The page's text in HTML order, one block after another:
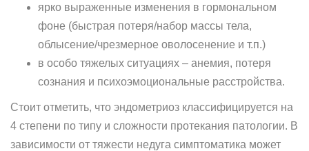
ярко выраженные изменения в гормональном
фоне (быстрая потеря/набор массы тела,
облысение/чрезмерное оволосенение и т.п.)
в особо тяжелых ситуациях – анемия, потеря
сознания и психоэмоциональные расстройства.
Стоит отметить, что эндометриоз классифицируется на
4 степени по типу и сложности протекания патологии. В
зависимости от тяжести недуга симптоматика может